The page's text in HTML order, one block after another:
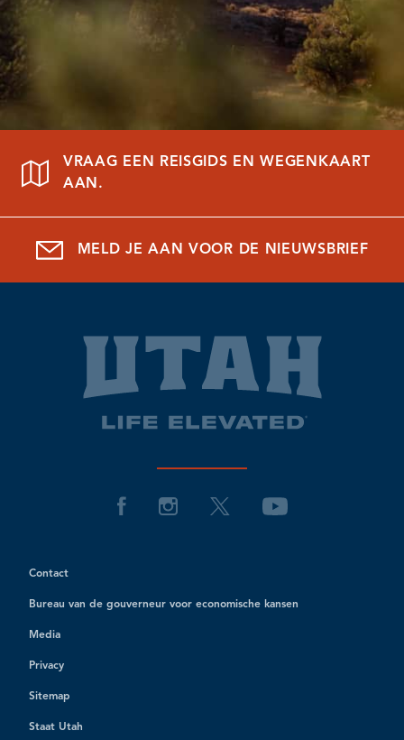
VRAAG EEN REISGIDS EN WEGENKAART
AAN.
MELD JE AAN VOOR DE NIEUWSBRIEF
Contact
Bureau van de gouverneur voor economische kansen
Media
Privacy
Sitemap
Staat Utah